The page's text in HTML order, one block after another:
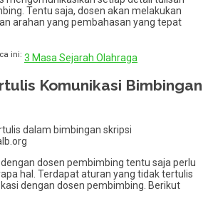
Tentu saja, dosen akan melakukan
arahan yang pembahasan yang tepat
ini: 3 Masa Sejarah Olahraga
Komunikasi Bimbingan
dosen pembimbing tentu saja perlu
hal. Terdapat aturan yang tidak tertulis
dengan dosen pembimbing. Berikut